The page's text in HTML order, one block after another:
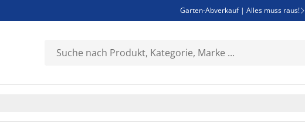
Garten-Abverkauf | Alles muss raus! 
Bist du Unternehmer? Entdecke JYSK-B2B